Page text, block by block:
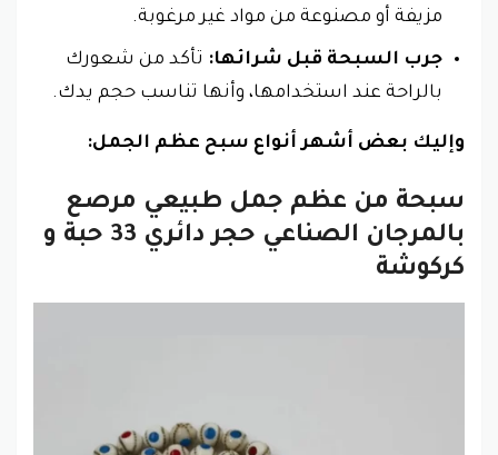
مزيفة أو مصنوعة من مواد غير مرغوبة.
جرب السبحة قبل شرائها: تأكد من شعورك
بالراحة عند استخدامها، وأنها تناسب حجم يدك.
وإليك بعض أشهر أنواع سبح عظم الجمل:
سبحة من عظم جمل طبيعي مرصع
بالمرجان الصناعي حجر دائري 33 حبة و
كركوشة